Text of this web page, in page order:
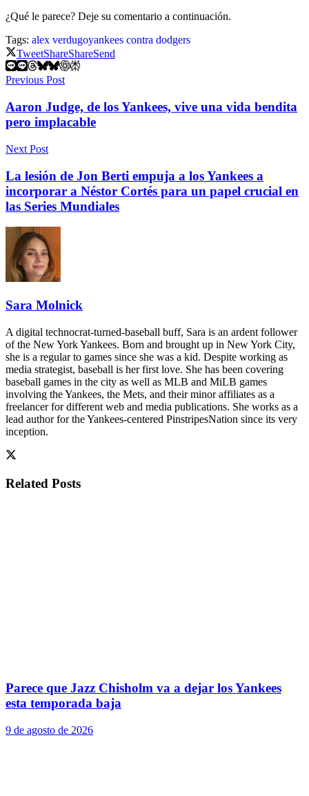
¿Qué le parece? Deje su comentario a continuación.
Tags: alex verdugoyankees contra dodgers
TweetShareShareSend
Previous Post
Aaron Judge, de los Yankees, vive una vida bendita
pero implacable
Next Post
La lesión de Jon Berti empuja a los Yankees a
incorporar a Néstor Cortés para un papel crucial en
las Series Mundiales
Sara Molnick
A digital technocrat-turned-baseball buff, Sara is an ardent follower
of the New York Yankees. Born and brought up in New York City,
she is a regular to games since she was a kid. Despite working as
media strategist, baseball is her first love. She has been covering
baseball games in the city as well as MLB and MiLB games
involving the Yankees, the Mets, and their minor affiliates as a
freelancer for different web and media publications. She works as a
lead author for the Yankees-centered PinstripesNation since its very
inception.
Related Posts
Parece que Jazz Chisholm va a dejar los Yankees
esta temporada baja
9 de agosto de 2026